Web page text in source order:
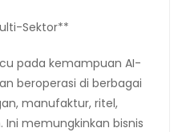
Sektor**
pada kemampuan AI-
beroperasi di berbagai
manufaktur, ritel,
memungkinkan bisnis